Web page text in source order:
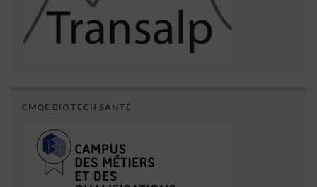
CMQE BIOTECH SANTÉ